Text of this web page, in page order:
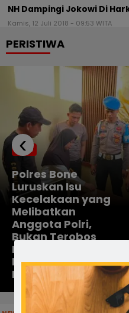
NH Dampingi Jokowi Di
Kamis, 12 Juli 2018 - 09:53 WITA
PERISTIWA
Bone
Polres Bone
Luruskan Isu
Kecelakaan yang
Melibatkan
Anggota Polri,
Bukan Terobos
Lampu Merah,
Diduga Akibat
Rem Blong
‹